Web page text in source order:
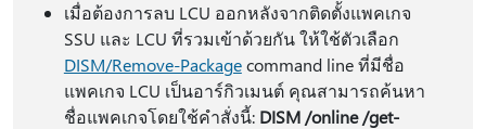
เมื่อต้องการลบ LCU ออกหลังจากติดตั้งแพคเกจ
SSU และ LCU ที่รวมเข้าด้วยกัน ให้ใช้ตัวเลือก
DISM/Remove-Packagecommand line ที่มีชื่อ
แพคเกจ LCU เป็นอาร์กิวเมนต์ คุณสามารถค้นหา
ชื่อแพคเกจโดยใช้คําสั่งนี้: DISM /online /get-